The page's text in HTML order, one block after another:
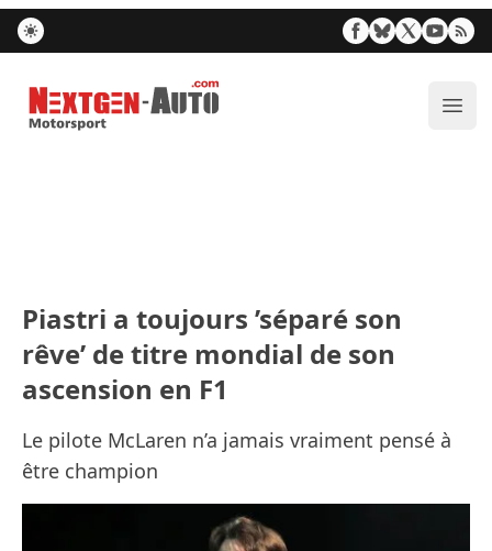
Nextgen-Auto.com
Piastri a toujours ’séparé son
rêve’ de titre mondial de son
ascension en F1
Le pilote McLaren n’a jamais vraiment pensé à
être champion